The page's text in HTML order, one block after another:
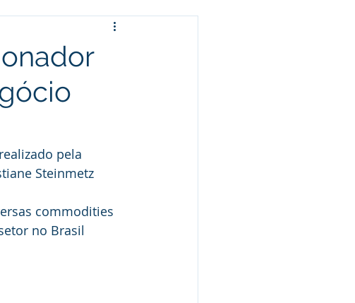
pela
Steinmetz
commodities
no Brasil